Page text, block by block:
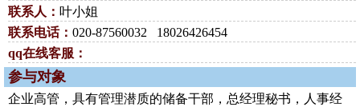
联系人： 叶小姐
联系电话： 020-87560032 18026426454
qq在线客服：
参与对象
企业高管，具有管理潜质的储备干部，总经理秘书，人事经